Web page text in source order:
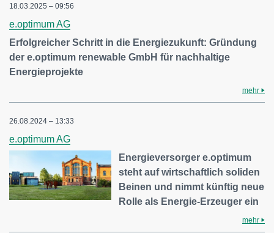
18.03.2025 – 09:56
e.optimum AG
Erfolgreicher Schritt in die Energiezukunft: Gründung
der e.optimum renewable GmbH für nachhaltige
Energieprojekte
mehr
26.08.2024 – 13:33
e.optimum AG
Energieversorger e.optimum
steht auf wirtschaftlich soliden
Beinen und nimmt künftig neue
Rolle als Energie-Erzeuger ein
mehr